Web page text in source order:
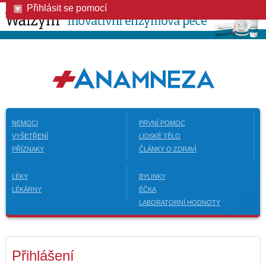
Přihlásit se pomocí
NEMOCI
VYŠETŘENÍ
PŘÍZNAKY
PRVNÍ POMOC
LIDSKÉ TĚLO
ČLÁNKY O ZDRAVÍ
LÉKY
LÉKÁRNY
BYLINKY
ÉČKA
LABORATORNÍ HODNOTY
Přihlášení